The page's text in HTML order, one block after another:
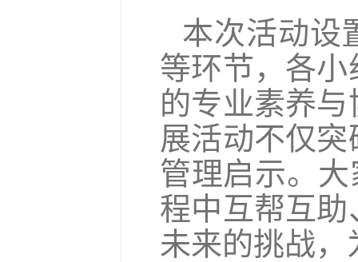
本次活动设
等环节，各
的专业素养
展活动不仅
管理启示。
程中互帮互
未来的挑战